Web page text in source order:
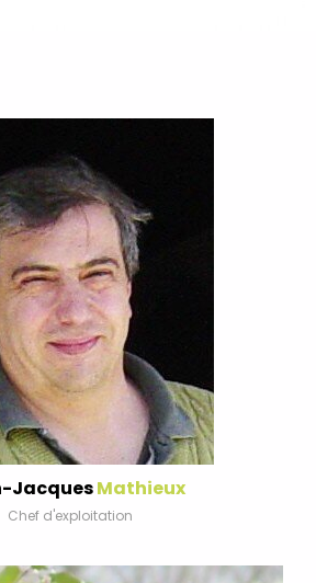
JacquesMathieux
Chef d'exploitation